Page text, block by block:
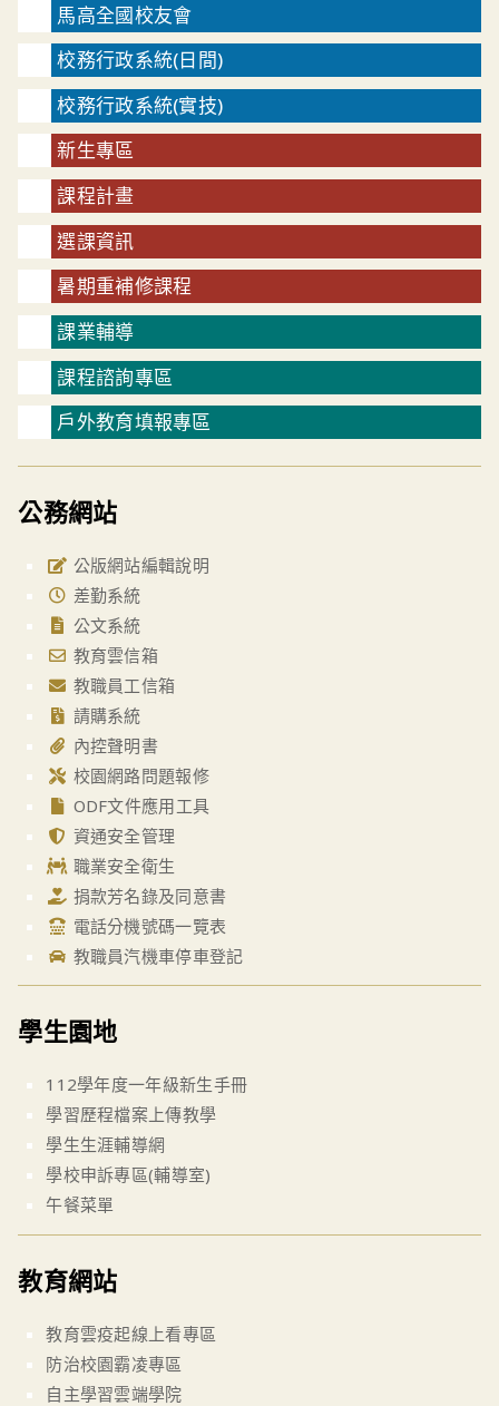
馬高全國校友會
校務行政系統(日間)
校務行政系統(實技)
新生專區
課程計畫
選課資訊
暑期重補修課程
課業輔導
課程諮詢專區
戶外教育填報專區
公務網站
公版網站編輯說明
差勤系統
公文系統
教育雲信箱
教職員工信箱
請購系統
內控聲明書
校園網路問題報修
ODF文件應用工具
資通安全管理
職業安全衛生
捐款芳名錄及同意書
電話分機號碼一覽表
教職員汽機車停車登記
學生園地
112學年度一年級新生手冊
學習歷程檔案上傳教學
學生生涯輔導網
學校申訴專區(輔導室)
午餐菜單
教育網站
教育雲疫起線上看專區
防治校園霸凌專區
自主學習雲端學院